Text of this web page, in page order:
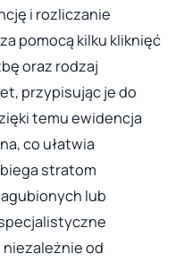
i rozliczanie
pomocą kilku kliknięć
oraz rodzaj
przypisując je do
temu ewidencja
co ułatwia
stratom
lub
niezależnie od